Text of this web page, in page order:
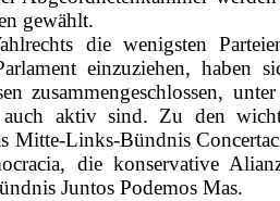
gewählt.
die wenigsten
einzuziehen, haben
zusammengeschlossen,
auch aktiv sind. Zu den
Mitte-Links-Bündnis
die konservative
Juntos Podemos Mas.